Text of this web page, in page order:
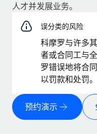
人才并发展业务。
误分类的风险
科摩罗与许多
者或合同工与
罗错误地将合
以罚款和处罚。
预约演示